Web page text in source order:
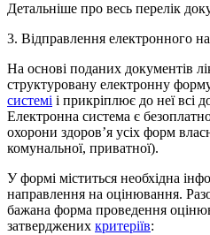
Детальніше про весь перелік
3. Відправлення електронного
На основі поданих документів
структуровану електронну
системі і прикріплює до неї всі
Електронна система є
охорони здоров’я усіх форм
комунальної, приватної).
У формі міститься необхідна
направлення на оцінювання.
бажана форма проведення
затверджених критеріїв: